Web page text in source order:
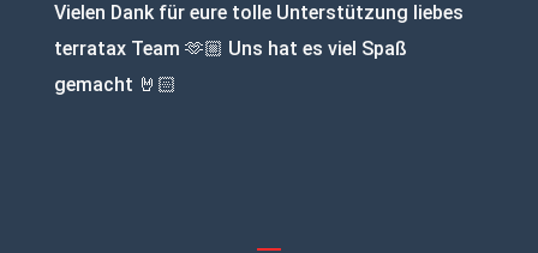
Vielen Dank für eure tolle Unterstützung liebes
terratax Team 🫶🏼 Uns hat es viel Spaß
gemacht 🤘🏻